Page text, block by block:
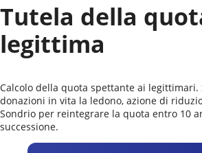
Tutela della
legittima
Calcolo della quota spettante ai legittimari.
donazioni in vita la ledono, azione di
Sondrio per reintegrare la quota entro 10
successione.